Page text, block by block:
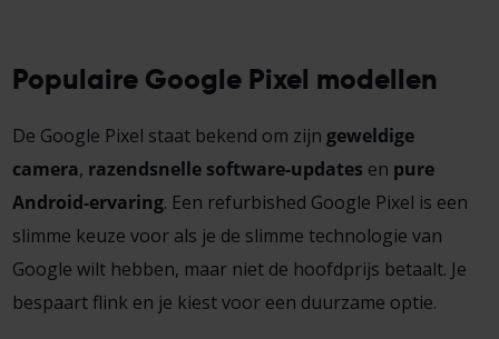
Populaire Google Pixel modellen
De Google Pixel staat bekend om zijn geweldige
camera, razendsnelle software-updates en pure
Android-ervaring. Een refurbished Google Pixel is een
slimme keuze voor als je de slimme technologie van
Google wilt hebben, maar niet de hoofdprijs betaalt. Je
bespaart flink en je kiest voor een duurzame optie.